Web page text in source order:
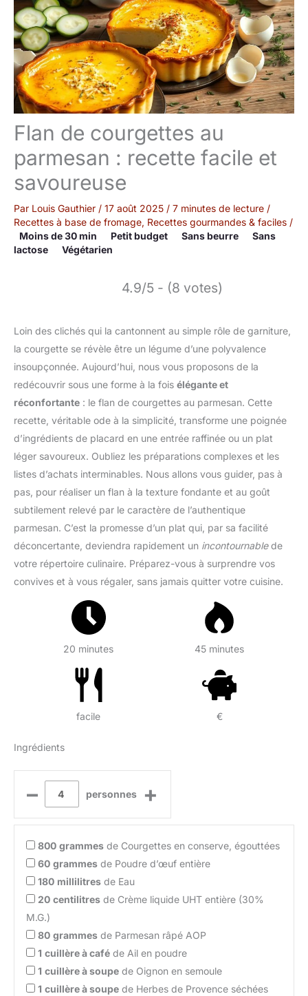
Flan de courgettes au
parmesan : recette facile et
savoureuse
Par Louis Gauthier / 17 août 2025 / 7 minutes de lecture /
Recettes à base de fromage, Recettes gourmandes & faciles /
Moins de 30 min
Petit budget Sans beurre
Sans
lactose
Végétarien
4.9/5 - (8 votes)
Loin des clichés qui la cantonnent au simple rôle de garniture,
la courgette se révèle être un légume d’une polyvalence
insoupçonnée. Aujourd’hui, nous vous proposons de la
redécouvrir sous une forme à la fois élégante et
réconfortante : le flan de courgettes au parmesan. Cette
recette, véritable ode à la simplicité, transforme une poignée
d’ingrédients de placard en une entrée raffinée ou un plat
léger savoureux. Oubliez les préparations complexes et les
listes d’achats interminables. Nous allons vous guider, pas à
pas, pour réaliser un flan à la texture fondante et au goût
subtilement relevé par le caractère de l’authentique
parmesan. C’est la promesse d’un plat qui, par sa facilité
déconcertante, deviendra rapidement un incontournablede
votre répertoire culinaire. Préparez-vous à surprendre vos
convives et à vous régaler, sans jamais quitter votre cuisine.
20 minutes 45 minutes
facile €
Ingrédients
– personnes +
800 grammes de Courgettes en conserve, égouttées
60 grammes de Poudre d’œuf entière
180 millilitres de Eau
20 centilitres de Crème liquide UHT entière (30%
M.G.)
80 grammes de Parmesan râpé AOP
1 cuillère à café de Ail en poudre
1 cuillère à soupe de Oignon en semoule
1 cuillère à soupe de Herbes de Provence séchées